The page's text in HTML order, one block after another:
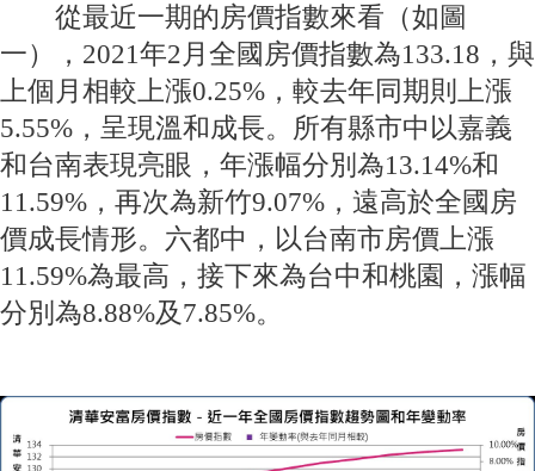
從最近一期的房價指數來看（如圖
一），2021年2月全國房價指數為133.18，與
上個月相較上漲0.25%，較去年同期則上漲
5.55%，呈現溫和成長。所有縣市中以嘉義
和台南表現亮眼，年漲幅分別為13.14%和
11.59%，再次為新竹9.07%，遠高於全國房
價成長情形。六都中，以台南市房價上漲
11.59%為最高，接下來為台中和桃園，漲幅
分別為8.88%及7.85%。